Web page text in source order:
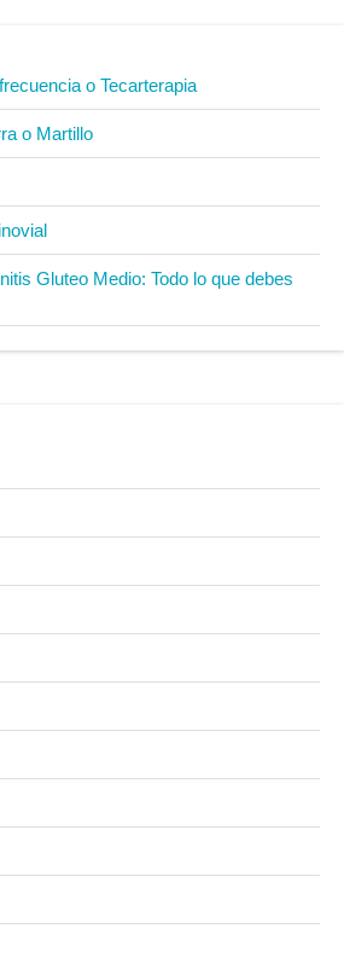
o Tecarterapia
o Martillo
Gluteo Medio: Todo lo que debes